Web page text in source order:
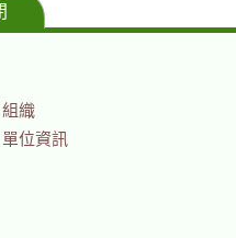
組織
單位資訊